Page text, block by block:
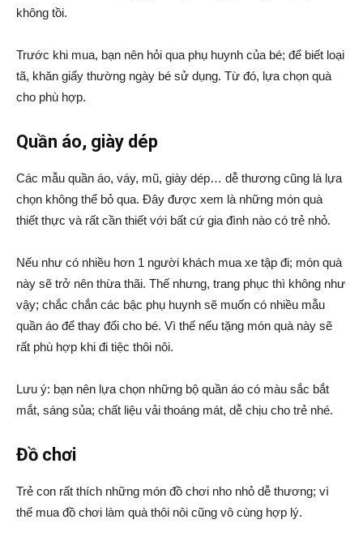
không tồi.
Trước khi mua, bạn nên hỏi qua phụ huynh của bé; để biết loại
tã, khăn giấy thường ngày bé sử dụng. Từ đó, lựa chọn quà
cho phù hợp.
Quần áo, giày dép
Các mẫu quần áo, váy, mũ, giày dép… dễ thương cũng là lựa
chọn không thể bỏ qua. Đây được xem là những món quà
thiết thực và rất cần thiết với bất cứ gia đình nào có trẻ nhỏ.
Nếu như có nhiều hơn 1 người khách mua xe tập đi; món quà
này sẽ trở nên thừa thãi. Thế nhưng, trang phục thì không như
vậy; chắc chắn các bậc phụ huynh sẽ muốn có nhiều mẫu
quần áo để thay đổi cho bé. Vì thế nếu tặng món quà này sẽ
rất phù hợp khi đi tiệc thôi nôi.
Lưu ý: bạn nên lựa chọn những bộ quần áo có màu sắc bắt
mắt, sáng sủa; chất liệu vải thoáng mát, dễ chịu cho trẻ nhé.
Đồ chơi
Trẻ con rất thích những món đồ chơi nho nhỏ dễ thương; vì
thế mua đồ chơi làm quà thôi nôi cũng vô cùng hợp lý.